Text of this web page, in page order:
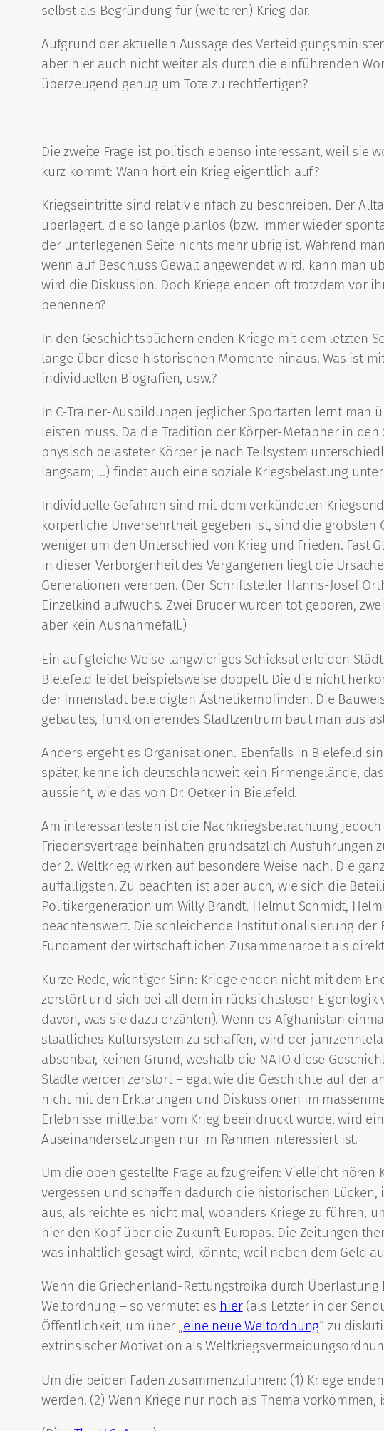
selbst als Begründung für (weiteren) Krieg dar.
Aufgrund der aktuellen Aussage des
aber hier auch nicht weiter als durch die einführenden
überzeugend genug um Tote zu rechtfertigen?
Die zweite Frage ist politisch ebenso interessant, weil sie
kurz kommt: Wann hört ein Krieg eigentlich auf?
Kriegseintritte sind relativ einfach zu beschreiben. Der
überlagert, die so lange planlos (bzw. immer wieder
der unterlegenen Seite nichts mehr übrig ist. Während
wenn auf Beschluss Gewalt angewendet wird, kann man
wird die Diskussion. Doch Kriege enden oft trotzdem vor
benennen?
In den Geschichtsbüchern enden Kriege mit dem letzten
lange über diese historischen Momente hinaus. Was ist
individuellen Biografien, usw.?
In C-Trainer-Ausbildungen jeglicher Sportarten lernt man
leisten muss. Da die Tradition der Körper-Metapher in
physisch belasteter Körper je nach Teilsystem
langsam; …) findet auch eine soziale Kriegsbelastung
Individuelle Gefahren sind mit dem verkündeten
körperliche Unversehrtheit gegeben ist, sind die
weniger um den Unterschied von Krieg und Frieden. Fast
in dieser Verborgenheit des Vergangenen liegt die
Generationen vererben. (Der Schriftsteller Hanns-Josef
Einzelkind aufwuchs. Zwei Brüder wurden tot geboren,
aber kein Ausnahmefall.)
Ein auf gleiche Weise langwieriges Schicksal erleiden
Bielefeld leidet beispielsweise doppelt. Die die nicht
der Innenstadt beleidigten Ästhetikempfinden. Die
gebautes, funktionierendes Stadtzentrum baut man aus
Anders ergeht es Organisationen. Ebenfalls in Bielefeld
später, kenne ich deutschlandweit kein Firmengelände,
aussieht, wie das von Dr. Oetker in Bielefeld.
Am interessantesten ist die Nachkriegsbetrachtung
Friedensverträge beinhalten grundsätzlich Ausführungen
der 2. Weltkrieg wirken auf besondere Weise nach. Die
auffälligsten. Zu beachten ist aber auch, wie sich die
Politikergeneration um Willy Brandt, Helmut Schmidt,
beachtenswert. Die schleichende Institutionalisierung
Fundament der wirtschaftlichen Zusammenarbeit als
Kurze Rede, wichtiger Sinn: Kriege enden nicht mit dem
zerstört und sich bei all dem in rücksichtsloser
davon, was sie dazu erzählen). Wenn es Afghanistan
staatliches Kultursystem zu schaffen, wird der
absehbar, keinen Grund, weshalb die NATO diese
Städte werden zerstört – egal wie die Geschichte auf der
nicht mit den Erklärungen und Diskussionen im
Erlebnisse mittelbar vom Krieg beeindruckt wurde, wird
Auseinandersetzungen nur im Rahmen interessiert ist.
Um die oben gestellte Frage aufzugreifen: Vielleicht
vergessen und schaffen dadurch die historischen
aus, als reichte es nicht mal, woanders Kriege zu führen,
hier den Kopf über die Zukunft Europas. Die Zeitungen
was inhaltlich gesagt wird, könnte, weil neben dem Geld
Wenn die Griechenland-Rettungstroika durch
Weltordnung – so vermutet es hier(als Letzter in der
Öffentlichkeit, um über „eine neue Weltordnung“ zu
extrinsischer Motivation als
Um die beiden Fäden zusammenzuführen: (1) Kriege
werden. (2) Wenn Kriege nur noch als Thema